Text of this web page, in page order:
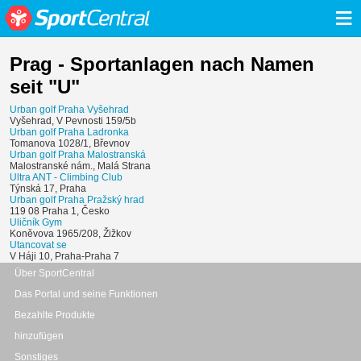
≡
Prag - Sportanlagen nach Namen
seit "U"
Urban golf Praha Vyšehrad
Vyšehrad, V Pevnosti 159/5b
Urban golf Praha Ladronka
Tomanova 1028/1, Břevnov
Urban golf Praha Malostranská
Malostranské nám., Malá Strana
Ultra ANT - Climbing Club
Týnská 17, Praha
Urban golf Praha Pražský hrad
119 08 Praha 1, Česko
Uličník Gym
Koněvova 1965/208, Žižkov
Utancovat se
V Háji 10, Praha-Praha 7
Über SportCentral
Das Portal und seine Funktionen
Bezahlte Produkte
hinzufügen
Sonstiges